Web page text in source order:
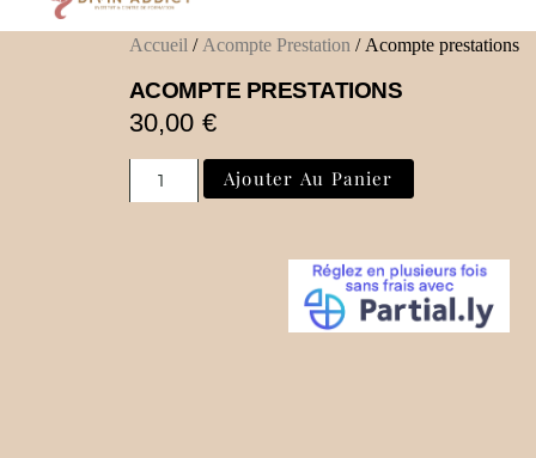
Accueil / Acompte Prestation / Acompte prestations
ACOMPTE PRESTATIONS
30,00 €
Ajouter Au Panier